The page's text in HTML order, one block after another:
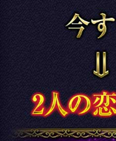
さあ、この霊
そっと触